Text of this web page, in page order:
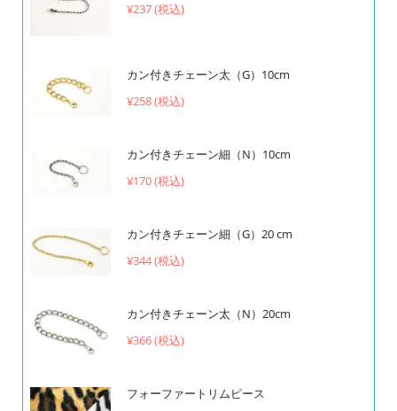
¥237 (税込)
カン付きチェーン太（G）10cm
¥258 (税込)
カン付きチェーン細（N）10cm
¥170 (税込)
カン付きチェーン細（G）20 cm
¥344 (税込)
カン付きチェーン太（N）20cm
¥366 (税込)
フォーファートリムピース